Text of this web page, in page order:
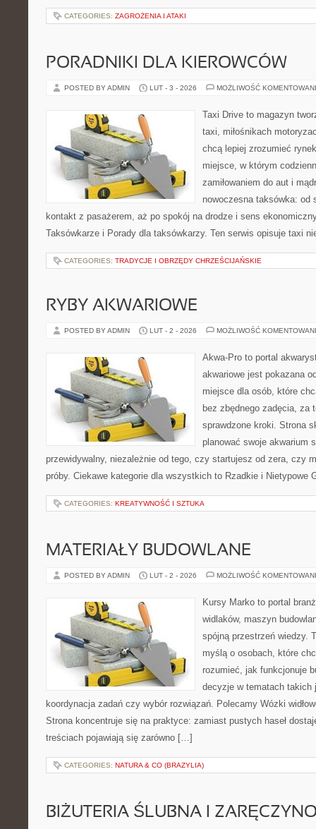
CATEGORIES: ZAGROŻENIA I ATAKI
PORADNIKI DLA KIEROWCÓW
POSTED BY ADMIN LUT - 3 - 2026 MOŻLIWOŚĆ
Taxi Drive to magazyn
taxi, miłośnikach
chcą lepiej zrozumieć
miejsce, w którym
zamiłowaniem do aut i
nowoczesna taksówka: od
kontakt z pasażerem, aż po spokój na drodze i sens
Taksówkarze i Porady dla taksówkarzy. Ten serwis opisuje taxi
CATEGORIES: TRADYCJE I OBRZĘDY CHRZEŚCIJAŃSKIE
RYBY AKWARIOWE
POSTED BY ADMIN LUT - 2 - 2026 MOŻLIWOŚĆ
Akwa-Pro to portal
akwariowe jest pokazana
miejsce dla osób, które
bez zbędnego zadęcia, za
sprawdzone kroki. Strona
planować swoje akwarium
przewidywalny, niezależnie od tego, czy startujesz od zera, czy
próby. Ciekawe kategorie dla wszystkich to Rzadkie i Nietypowe
CATEGORIES: KREATYWNOŚĆ I SZTUKA
MATERIAŁY BUDOWLANE
POSTED BY ADMIN LUT - 2 - 2026 MOŻLIWOŚĆ
Kursy Marko to portal
widlaków, maszyn
spójną przestrzeń wiedzy.
myślą o osobach, które
rozumieć, jak funkcjonuje
decyzje w tematach takich
koordynacja zadań czy wybór rozwiązań. Polecamy Wózki
Strona koncentruje się na praktyce: zamiast pustych haseł
treściach pojawiają się zarówno […]
CATEGORIES: NATURA & CO (BRAZYLIA)
BIŻUTERIA ŚLUBNA I